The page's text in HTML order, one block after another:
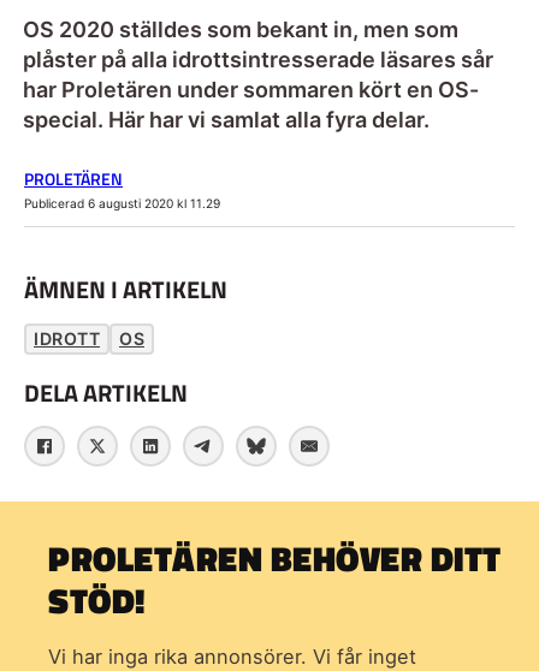
OS 2020 ställdes som bekant in, men som
plåster på alla idrottsintresserade läsares sår
har Proletären under sommaren kört en OS-
special. Här har vi samlat alla fyra delar.
PROLETÄREN
Publicerad 6 augusti 2020 kl 11.29
ÄMNEN I ARTIKELN
IDROTT OS
DELA ARTIKELN
PROLETÄREN BEHÖVER DITT
STÖD!
Vi har inga rika annonsörer. Vi får inget